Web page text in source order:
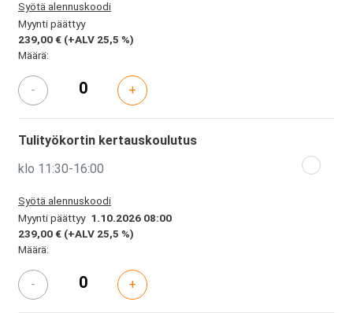
Syötä alennuskoodi
Myynti päättyy
239,00 € (+ALV 25,5 %)
Määrä:
- +
Tulityökortin kertauskoulutus
klo 11:30-16:00
Syötä alennuskoodi
Myynti päättyy 1.10.2026 08:00
239,00 € (+ALV 25,5 %)
Määrä:
- +